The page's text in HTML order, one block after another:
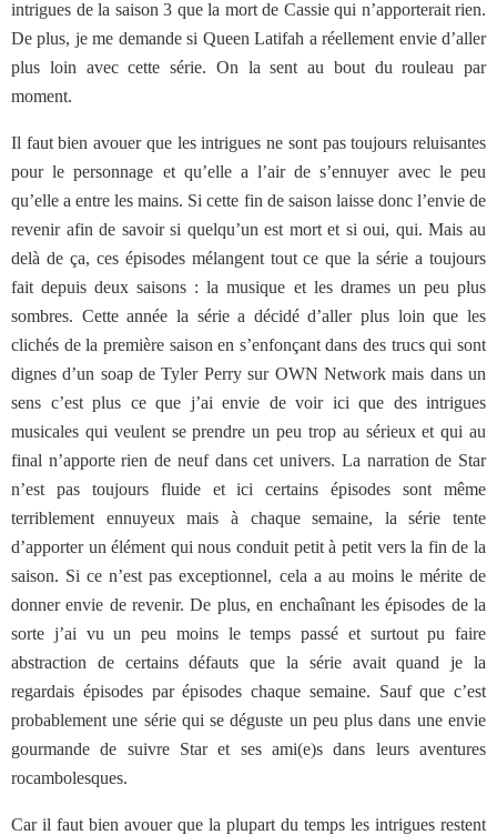
intrigues de la saison 3 que la mort de Cassie qui n’apporterait rien.
De plus, je me demande si Queen Latifah a réellement envie d’aller
plus loin avec cette série. On la sent au bout du rouleau par
moment.
Il faut bien avouer que les intrigues ne sont pas toujours reluisantes
pour le personnage et qu’elle a l’air de s’ennuyer avec le peu
qu’elle a entre les mains. Si cette fin de saison laisse donc l’envie de
revenir afin de savoir si quelqu’un est mort et si oui, qui. Mais au
delà de ça, ces épisodes mélangent tout ce que la série a toujours
fait depuis deux saisons : la musique et les drames un peu plus
sombres. Cette année la série a décidé d’aller plus loin que les
clichés de la première saison en s’enfonçant dans des trucs qui sont
dignes d’un soap de Tyler Perry sur OWN Network mais dans un
sens c’est plus ce que j’ai envie de voir ici que des intrigues
musicales qui veulent se prendre un peu trop au sérieux et qui au
final n’apporte rien de neuf dans cet univers. La narration de Star
n’est pas toujours fluide et ici certains épisodes sont même
terriblement ennuyeux mais à chaque semaine, la série tente
d’apporter un élément qui nous conduit petit à petit vers la fin de la
saison. Si ce n’est pas exceptionnel, cela a au moins le mérite de
donner envie de revenir. De plus, en enchaînant les épisodes de la
sorte j’ai vu un peu moins le temps passé et surtout pu faire
abstraction de certains défauts que la série avait quand je la
regardais épisodes par épisodes chaque semaine. Sauf que c’est
probablement une série qui se déguste un peu plus dans une envie
gourmande de suivre Star et ses ami(e)s dans leurs aventures
rocambolesques.
Car il faut bien avouer que la plupart du temps les intrigues restent